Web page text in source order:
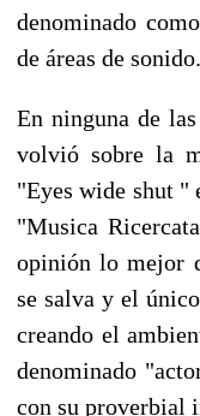
denominado
de áreas de
En ninguna de
volvió sobre la
"Eyes wide shut "
"Musica
opinión lo mejor
se salva y el
creando el
denominado
con su proverbial